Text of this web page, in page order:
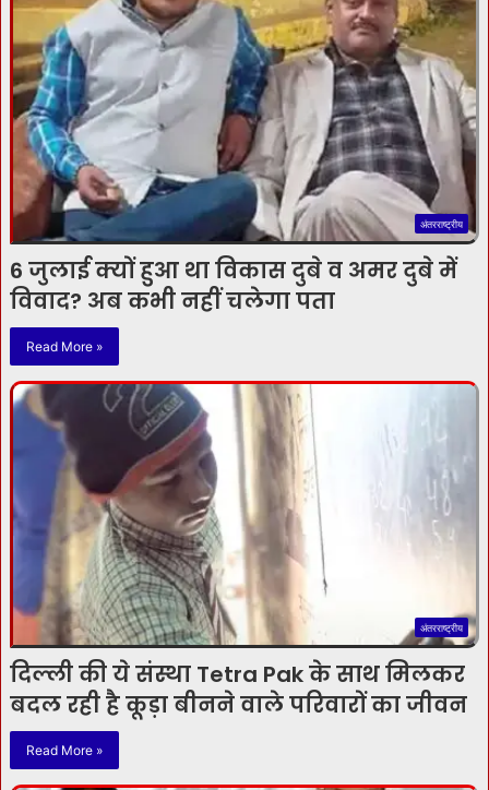
अंतरराष्ट्रीय
6 जुलाई क्यों हुआ था विकास दुबे व अमर दुबे में
विवाद? अब कभी नहीं चलेगा पता
Read More »
अंतरराष्ट्रीय
दिल्ली की ये संस्था Tetra Pak के साथ मिलकर
बदल रही है कूड़ा बीनने वाले परिवारों का जीवन
Read More »